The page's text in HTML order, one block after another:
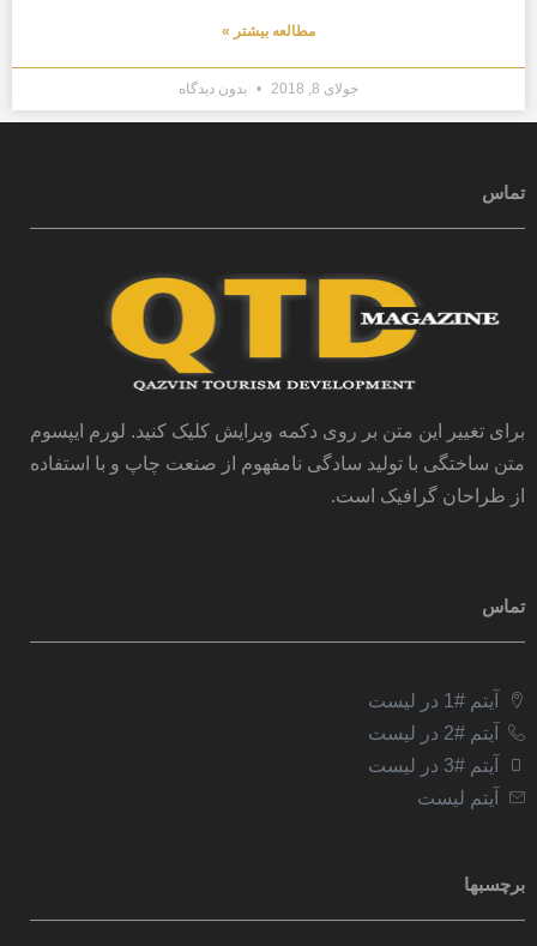
مطالعه بیشتر »
جولای 8, 2018 بدون دیدگاه
تماس
برای تغییر این متن بر روی دکمه ویرایش کلیک کنید. لورم ایپسوم
متن ساختگی با تولید سادگی نامفهوم از صنعت چاپ و با استفاده
از طراحان گرافیک است.
تماس
آیتم #1 در لیست
آیتم #2 در لیست
آیتم #3 در لیست
آیتم لیست
برچسبها